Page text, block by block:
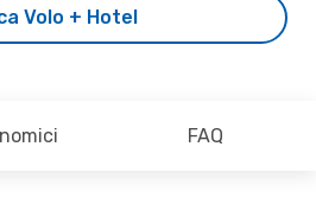
Volo + Hotel
FAQ